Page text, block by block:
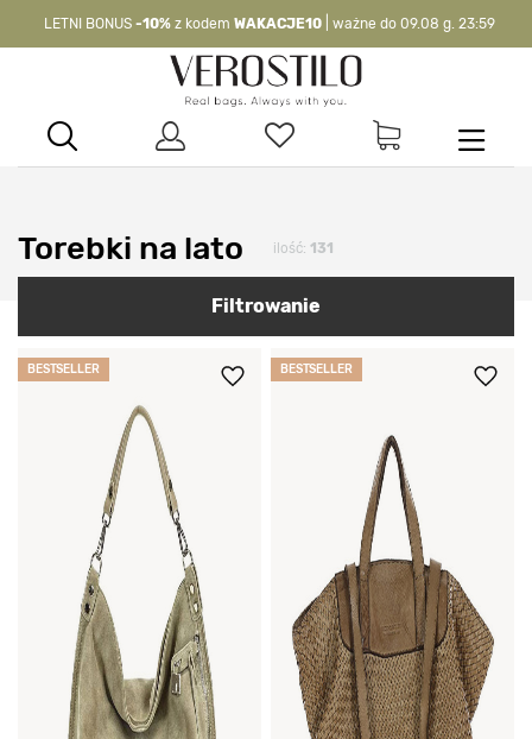
-10% kod:WAKACJE10| nie dotyczy produktów z flagą OKAZJA >
Torebki na lato ilość: 131
Filtrowanie
BESTSELLER BESTSELLER